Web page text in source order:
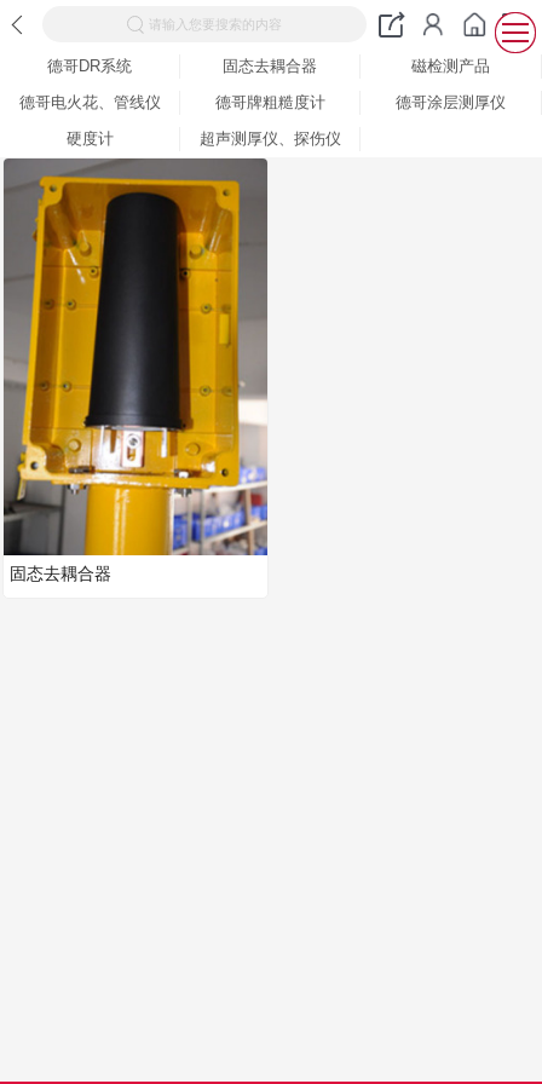
请输入您要搜索的内容
德哥DR系统 固态去耦合器
磁检测产品
德哥电火花、管线仪
德哥牌粗糙度计
德哥涂层测厚仪
硬度计
超声测厚仪、探伤仪
固态去耦合器